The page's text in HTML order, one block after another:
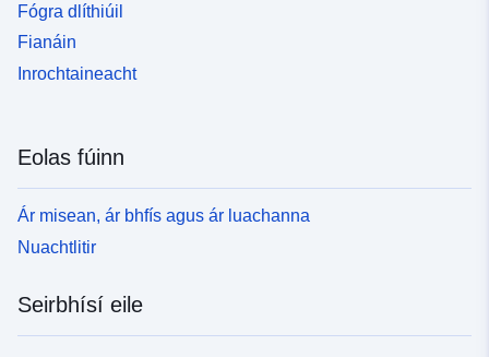
Fógra dlíthiúil
Fianáin
Inrochtaineacht
Eolas fúinn
Ár misean, ár bhfís agus ár luachanna
Nuachtlitir
Seirbhísí eile